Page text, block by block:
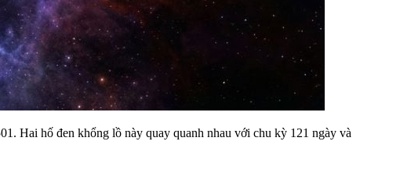
Hai hố đen khổng lồ này quay quanh nhau với chu kỳ 121 ngày và